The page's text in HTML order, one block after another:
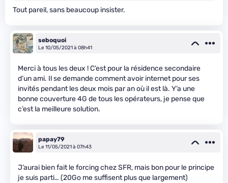
Tout pareil, sans beaucoup insister.
seboquoi
Le 10/05/2021 à 08h41
Merci à tous les deux ! C’est pour la résidence secondaire
d’un ami. Il se demande comment avoir internet pour ses
invités pendant les deux mois par an où il est là. Y’a une
bonne couverture 4G de tous les opérateurs, je pense que
c’est la meilleure solution.
papay79
Le 11/05/2021 à 07h43
J’aurai bien fait le forcing chez SFR, mais bon pour le principe
je suis parti… (20Go me suffisent plus que largement)